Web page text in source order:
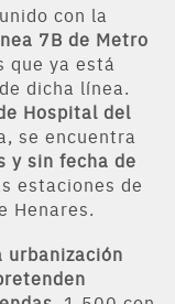
con la
7B de Metro
que ya está
dicha línea.
Hospital del
se encuentra
y sin fecha de
estaciones de
Henares.
urbanización